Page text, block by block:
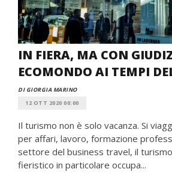
IN FIERA, MA CON
ECOMONDO AI TEMPI
DI GIORGIA MARINO
12 OTT 2020 00:00
Il turismo non è solo vacanza. Si
per affari, lavoro, formazione
settore del business travel, il
fieristico in particolare occupa...